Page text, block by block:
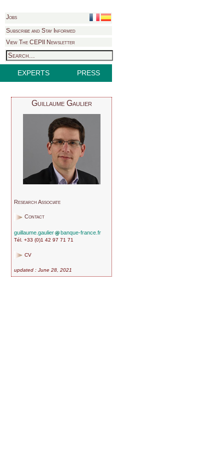
Jobs
Subscribe and Stay Informed
View The CEPII Newsletter
EXPERTS PRESS
Guillaume Gaulier
Research Associate
Contact
guillaume.gaulier banque-france.fr
Tél. +33 (0)1 42 97 71 71
CV
updated : June 28, 2021